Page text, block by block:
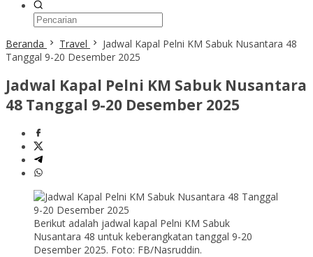
Beranda Travel
Jadwal Kapal Pelni KM Sabuk Nusantara 48
Tanggal 9-20 Desember 2025
Jadwal Kapal Pelni KM Sabuk Nusantara
48 Tanggal 9-20 Desember 2025
Berikut adalah jadwal kapal Pelni KM Sabuk
Nusantara 48 untuk keberangkatan tanggal 9-20
Desember 2025. Foto: FB/Nasruddin.